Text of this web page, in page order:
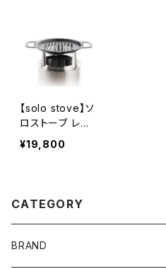
【solo stove】ソ
ロストーブ レン
ジャー グリルア
クセサリーBUN
¥19,800
CATEGORY
BRAND